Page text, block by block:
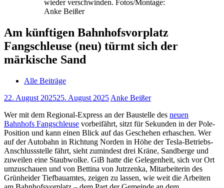
wieder verschwinden. Fotos/Montage:
Anke Beißer
Am künftigen Bahnhofsvorplatz
Fangschleuse (neu) türmt sich der
märkische Sand
Alle Beiträge
22. August 202525. August 2025 Anke Beißer
Wer mit dem Regional-Express an der Baustelle des neuen
Bahnhofs Fangschleuse vorbeifährt, sitzt für Sekunden in der Pole-
Position und kann einen Blick auf das Geschehen erhaschen. Wer
auf der Autobahn in Richtung Norden in Höhe der Tesla-Betriebs-
Anschlussstelle fährt, sieht zumindest drei Kräne, Sandberge und
zuweilen eine Staubwolke. GiB hatte die Gelegenheit, sich vor Ort
umzuschauen und von Bettina von Jutrzenka, Mitarbeiterin des
Grünheider Tiefbauamtes, zeigen zu lassen, wie weit die Arbeiten